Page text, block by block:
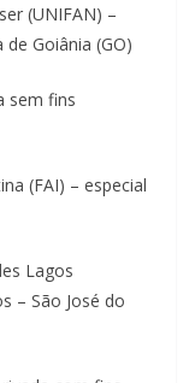
(UNIFAN) –
Goiânia (GO)
fins
(FAI) – especial
Lagos
– São José do